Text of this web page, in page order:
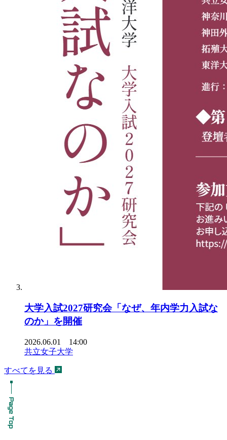
大学入試2027研究会「なぜ、年内学力入試な
のか」を開催
2026.06.01 14:00
共立女子大学
すべてを見る